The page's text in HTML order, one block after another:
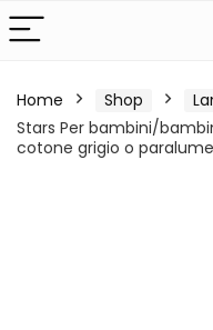
Home Shop
Stars Per bambini/
cotone grigio o